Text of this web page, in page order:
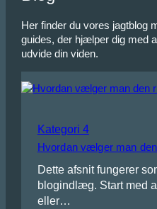
Her finder du vores jagtblog
guides, der hjælper dig med
udvide din viden.
Kategori 4
Hvordan vælger man
Dette afsnit fungerer
blogindlæg. Start med
eller…